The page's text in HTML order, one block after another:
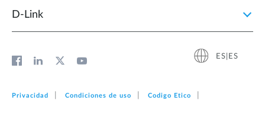
D‑Link
ES|ES
Privacidad Condiciones de uso Codigo Etico